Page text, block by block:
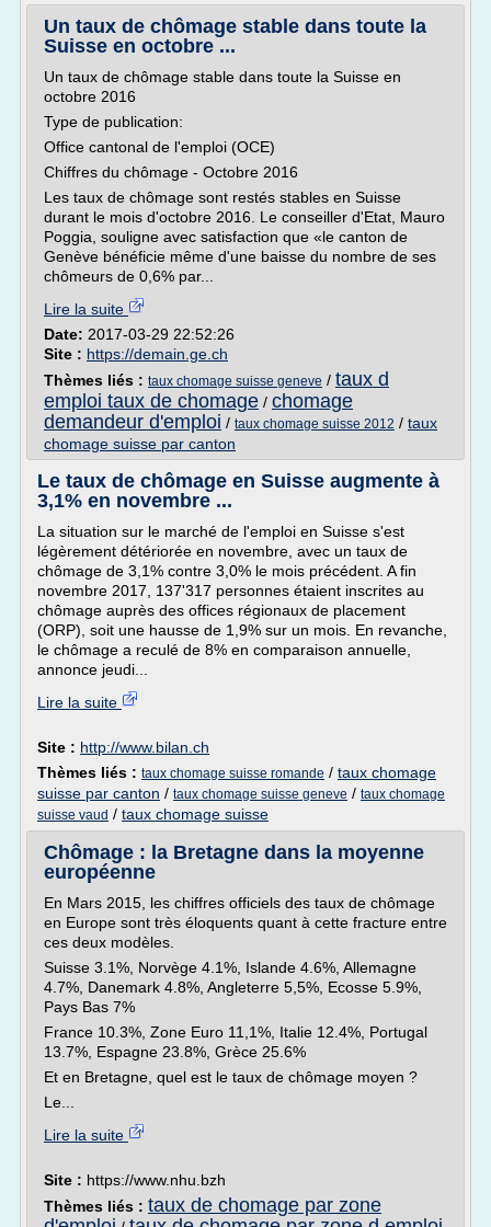
Un taux de chômage stable dans toute la
Suisse en octobre ...
Un taux de chômage stable dans toute la Suisse en
octobre 2016
Type de publication:
Office cantonal de l'emploi (OCE)
Chiffres du chômage - Octobre 2016
Les taux de chômage sont restés stables en Suisse
durant le mois d'octobre 2016. Le conseiller d'Etat, Mauro
Poggia, souligne avec satisfaction que «le canton de
Genève bénéficie même d'une baisse du nombre de ses
chômeurs de 0,6% par...
Lire la suite
Date: 2017-03-29 22:52:26
Site : https://demain.ge.ch
Thèmes liés : taux chomage suisse geneve / taux d
emploi taux de chomage / chomage
demandeur d'emploi / taux chomage suisse 2012 / taux
chomage suisse par canton
Le taux de chômage en Suisse augmente à
3,1% en novembre ...
La situation sur le marché de l'emploi en Suisse s'est
légèrement détériorée en novembre, avec un taux de
chômage de 3,1% contre 3,0% le mois précédent. A fin
novembre 2017, 137'317 personnes étaient inscrites au
chômage auprès des offices régionaux de placement
(ORP), soit une hausse de 1,9% sur un mois. En revanche,
le chômage a reculé de 8% en comparaison annuelle,
annonce jeudi...
Lire la suite
Site : http://www.bilan.ch
Thèmes liés : taux chomage suisse romande / taux chomage
suisse par canton / taux chomage suisse geneve / taux chomage
suisse vaud / taux chomage suisse
Chômage : la Bretagne dans la moyenne
européenne
En Mars 2015, les chiffres officiels des taux de chômage
en Europe sont très éloquents quant à cette fracture entre
ces deux modèles.
Suisse 3.1%, Norvège 4.1%, Islande 4.6%, Allemagne
4.7%, Danemark 4.8%, Angleterre 5,5%, Ecosse 5.9%,
Pays Bas 7%
France 10.3%, Zone Euro 11,1%, Italie 12.4%, Portugal
13.7%, Espagne 23.8%, Grèce 25.6%
Et en Bretagne, quel est le taux de chômage moyen ?
Le...
Lire la suite
Site : https://www.nhu.bzh
Thèmes liés : taux de chomage par zone